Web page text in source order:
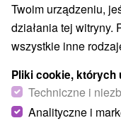
Twoim urządzeniu,
działania tej witryny.
wszystkie inne
Pliki cookie, których
Techniczne i
Analityczne i